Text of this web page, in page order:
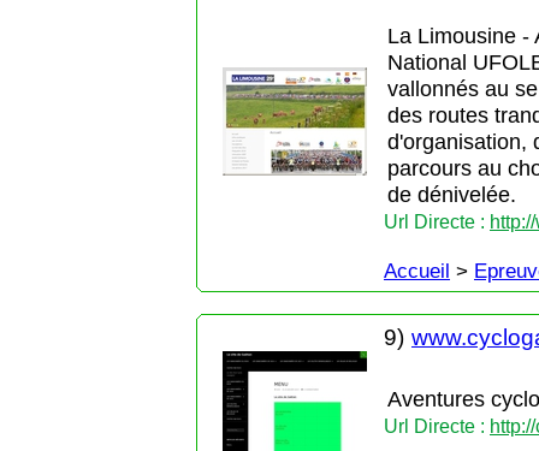
La Limousine -
National
vallonnés au
des routes
d'organisation,
parcours au
de dénivelée.
Url Directe :
Accueil >
9)
Aventures
Url Directe :